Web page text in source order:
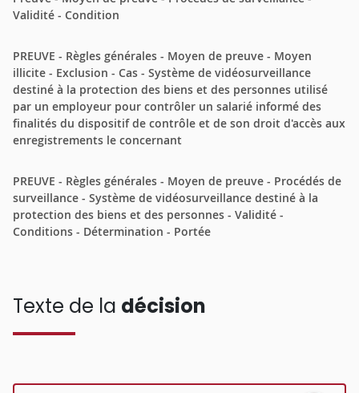
Validité - Condition
PREUVE - Règles générales - Moyen de preuve - Moyen
illicite - Exclusion - Cas - Système de vidéosurveillance
destiné à la protection des biens et des personnes utilisé
par un employeur pour contrôler un salarié informé des
finalités du dispositif de contrôle et de son droit d'accès aux
enregistrements le concernant
PREUVE - Règles générales - Moyen de preuve - Procédés de
surveillance - Système de vidéosurveillance destiné à la
protection des biens et des personnes - Validité -
Conditions - Détermination - Portée
Texte de la décision